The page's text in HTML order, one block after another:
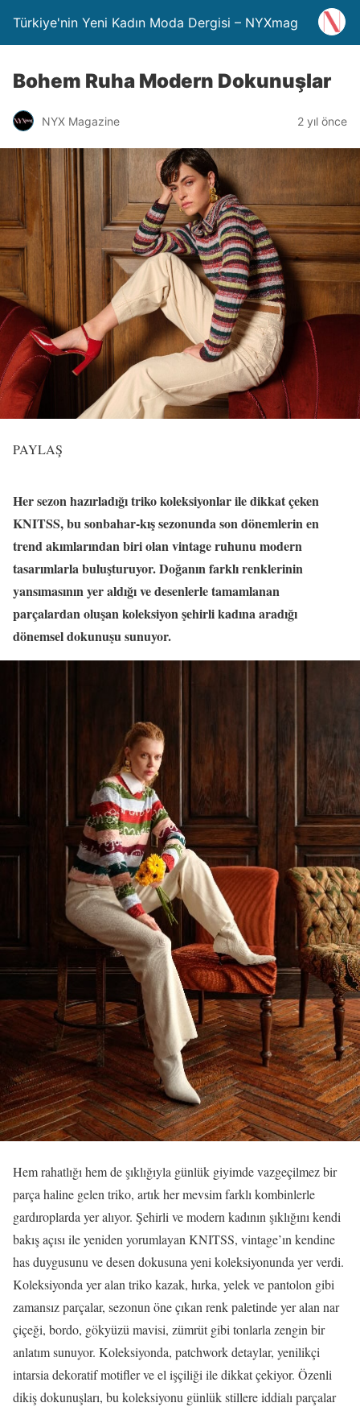
Türkiye'nin Yeni Kadın Moda Dergisi – NYXmag
Bohem Ruha Modern Dokunuşlar
NYX Magazine 2 yıl önce
PAYLAŞ
Her sezon hazırladığı triko koleksiyonlar ile dikkat çeken
KNITSS, bu sonbahar-kış sezonunda son dönemlerin en
trend akımlarından biri olan vintage ruhunu modern
tasarımlarla buluşturuyor. Doğanın farklı renklerinin
yansımasının yer aldığı ve desenlerle tamamlanan
parçalardan oluşan koleksiyon şehirli kadına aradığı
dönemsel dokunuşu sunuyor.
Hem rahatlığı hem de şıklığıyla günlük giyimde vazgeçilmez bir
parça haline gelen triko, artık her mevsim farklı kombinlerle
gardıroplarda yer alıyor. Şehirli ve modern kadının şıklığını kendi
bakış açısı ile yeniden yorumlayan KNITSS, vintage’ın kendine
has duygusunu ve desen dokusuna yeni koleksiyonunda yer verdi.
Koleksiyonda yer alan triko kazak, hırka, yelek ve pantolon gibi
zamansız parçalar, sezonun öne çıkan renk paletinde yer alan nar
çiçeği, bordo, gökyüzü mavisi, zümrüt gibi tonlarla zengin bir
anlatım sunuyor. Koleksiyonda, patchwork detaylar, yenilikçi
intarsia dekoratif motifler ve el işçiliği ile dikkat çekiyor. Özenli
dikiş dokunuşları, bu koleksiyonu günlük stillere iddialı parçalar